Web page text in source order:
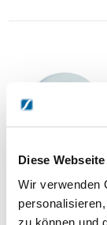
Diese
Wir verwenden